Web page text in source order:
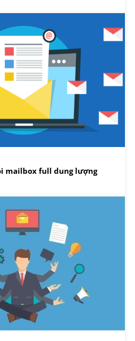
mailbox full dung lượng